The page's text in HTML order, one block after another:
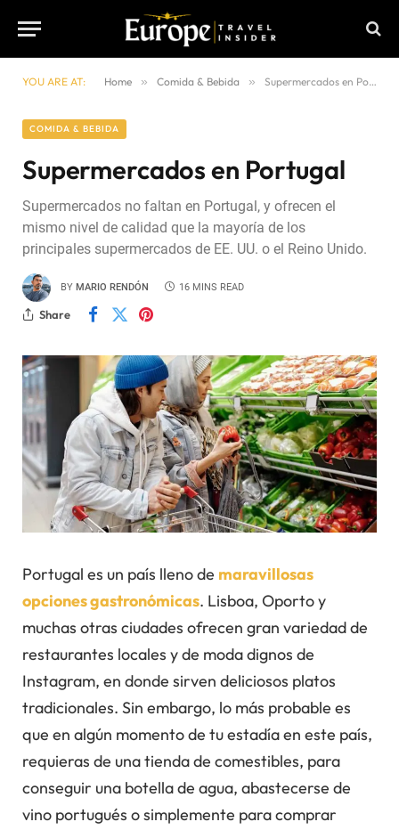
YOU ARE AT: Home » Comida & Bebida » Supermercados en Portugal
COMIDA & BEBIDA
Supermercados en Portugal
Supermercados no faltan en Portugal, y ofrecen el
mismo nivel de calidad que la mayoría de los
principales supermercados de EE. UU. o el Reino Unido.
BY MARIO RENDÓN 16 MINS READ
Share
Portugal es un país lleno de maravillosas
opciones gastronómicas. Lisboa, Oporto y
muchas otras ciudades ofrecen gran variedad de
restaurantes locales y de moda dignos de
Instagram, en donde sirven deliciosos platos
tradicionales. Sin embargo, lo más probable es
que en algún momento de tu estadía en este país,
requieras de una tienda de comestibles, para
conseguir una botella de agua, abastecerse de
vino portugués o simplemente para comprar